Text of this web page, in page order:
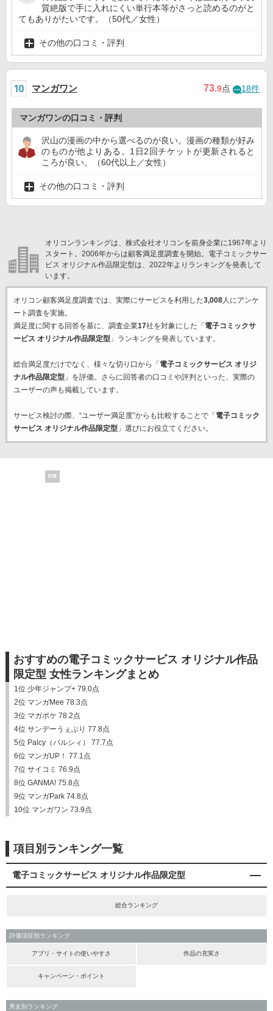
質絶版で手に入れにくい単行本等がさっと読めるのがと
てもありがたいです。（50代／女性）
その他の口コミ・評判
マンガワン 73.9点 18件
マンガワンの口コミ・評判
沢山の漫画の中から選べるのが良い。漫画の種類が好み
のものが他よりある。1日2回チケットが更新されると
ころが良い。（60代以上／女性）
その他の口コミ・評判
オリコンランキングは、株式会社オリコンを前身企業に1967年より
スタート。2006年からは顧客満足度調査を開始。電子コミックサー
ビス オリジナル作品限定型は、2022年よりランキングを発表して
います。
オリコン顧客満足度調査では、実際にサービスを利用した3,008人にアンケ
ート調査を実施。
満足度に関する回答を基に、調査企業17社を対象にした「 電子コミックサ
ービス オリジナル作品限定型」ランキングを発表しています。
総合満足度だけでなく、様々な切り口から「 電子コミックサービス オリジ
ナル作品限定型」を評価。さらに回答者の口コミや評判といった、実際の
ユーザーの声も掲載しています。
サービス検討の際、“ユーザー満足度”からも比較することで「 電子コミック
サービス オリジナル作品限定型」選びにお役立てください。
PR
おすすめの電子コミックサービス オリジナル作品
限定型 女性ランキングまとめ
1位 少年ジャンプ+ 79.0点
2位 マンガMee 78.3点
3位 マガポケ 78.2点
4位 サンデーうぇぶり 77.8点
5位 Palcy（パルシィ） 77.7点
6位 マンガUP！ 77.1点
7位 サイコミ 76.9点
8位 GANMA! 75.8点
9位 マンガPark 74.8点
10位 マンガワン 73.9点
項目別ランキング一覧
電子コミックサービス オリジナル作品限定型
総合ランキング
評価項目別ランキング
アプリ・サイトの使いやすさ 作品の充実さ
キャンペーン・ポイント
男女別ランキング